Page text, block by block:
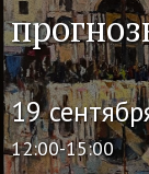
19
12:00-15:00